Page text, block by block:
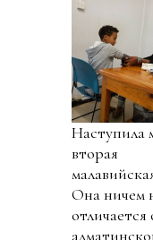
Наступила
вторая
Она ничем
отличается